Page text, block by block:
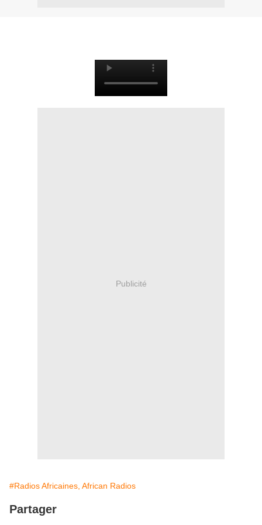
Publicité
#Radios Africaines, African Radios
Partager